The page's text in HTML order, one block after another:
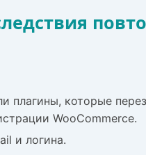
плагины, которые
WooCommerce.
и логина.